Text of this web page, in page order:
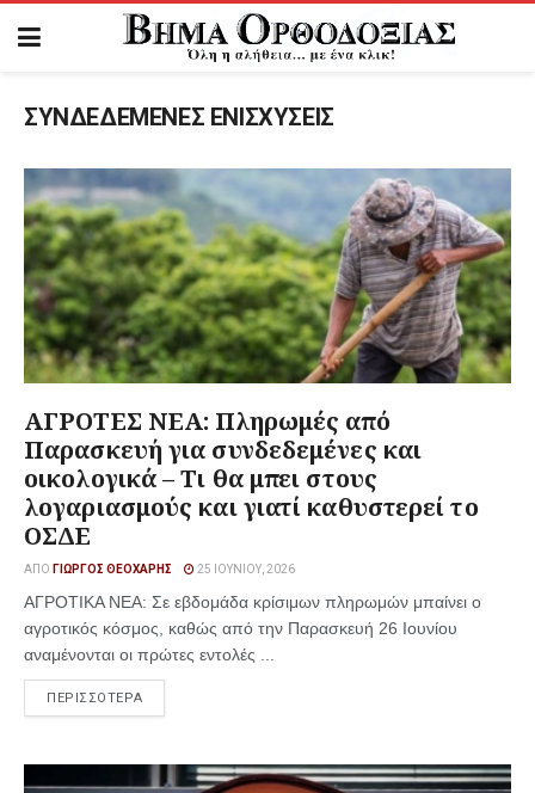
ΣΥΝΔΕΔΕΜΕΝΕΣ ΕΝΙΣΧΥΣΕΙΣ
ΑΓΡΟΤΕΣ ΝΕΑ: Πληρωμές από
Παρασκευή για συνδεδεμένες και
οικολογικά – Τι θα μπει στους
λογαριασμούς και γιατί καθυστερεί το
ΟΣΔΕ
ΑΠΌ ΓΙΏΡΓΟΣ ΘΕΟΧΆΡΗΣ 25 ΙΟΥΝΊΟΥ, 2026
ΑΓΡΟΤΙΚΑ ΝΕΑ: Σε εβδομάδα κρίσιμων πληρωμών μπαίνει ο
αγροτικός κόσμος, καθώς από την Παρασκευή 26 Ιουνίου
αναμένονται οι πρώτες εντολές ...
ΠΕΡΙΣΣΟΤΕΡΑ